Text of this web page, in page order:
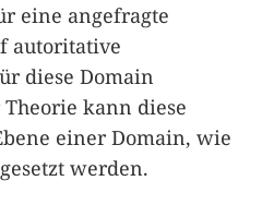
eine angefragte
autoritative
diese Domain
kann diese
einer Domain, wie
werden.